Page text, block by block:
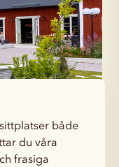
både
du våra
frasiga